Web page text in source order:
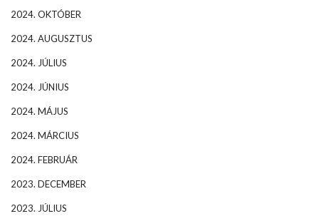
2024. OKTÓBER
2024. AUGUSZTUS
2024. JÚLIUS
2024. JÚNIUS
2024. MÁJUS
2024. MÁRCIUS
2024. FEBRUÁR
2023. DECEMBER
2023. JÚLIUS